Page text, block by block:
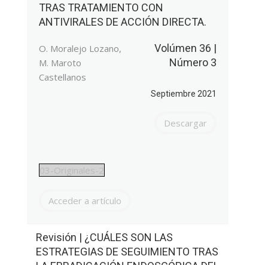
TRAS TRATAMIENTO CON
ANTIVIRALES DE ACCIÓN DIRECTA.
O. Moralejo Lozano,
M. Maroto
Castellanos
Volúmen 36 |
Número 3
Septiembre 2021
Descargar
03-Originales-2
Acceder a artículo
Revisión | ¿CUÁLES SON LAS
ESTRATEGIAS DE SEGUIMIENTO TRAS